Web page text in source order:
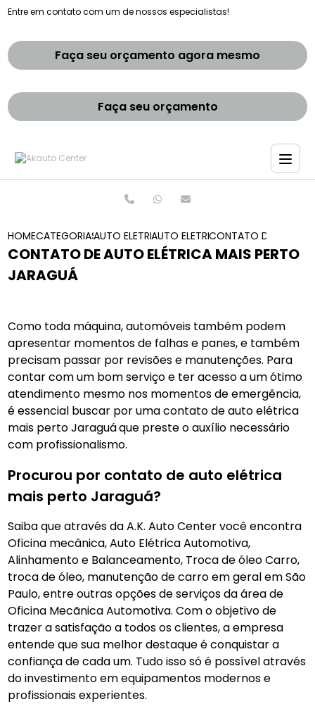
Entre em contato com um de nossos especialistas!
Faça seu orçamento agora mesmo
Faça seu orçamento
HOMECATEGORIASAUTO ELETRICASAUTO ELETRICA SOCORRO
CONTATO DE AUTO
CONTATO DE AUTO ELÉTRICA MAIS PERTO
JARAGUÁ
Como toda máquina, automóveis também podem
apresentar momentos de falhas e panes, e também
precisam passar por revisões e manutenções. Para
contar com um bom serviço e ter acesso a um ótimo
atendimento mesmo nos momentos de emergência,
é essencial buscar por uma contato de auto elétrica
mais perto Jaraguáque preste o auxílio necessário
com profissionalismo.
Procurou por contato de auto elétrica
mais perto Jaraguá?
Saiba que através da A.K. Auto Center você encontra
Oficina mecânica, Auto Elétrica Automotiva,
Alinhamento e Balanceamento, Troca de óleo Carro,
troca de óleo, manutenção de carro em geral em São
Paulo, entre outras opções de serviços da área de
Oficina Mecãnica Automotiva. Com o objetivo de
trazer a satisfação a todos os clientes, a empresa
entende que sua melhor destaque é conquistar a
confiança de cada um. Tudo isso só é possível através
do investimento em equipamentos modernos e
profissionais experientes.